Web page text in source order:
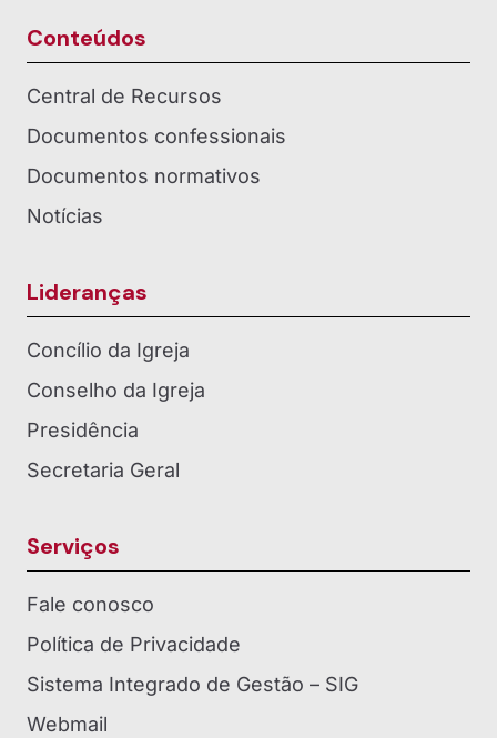
Conteúdos
Central de Recursos
Documentos confessionais
Documentos normativos
Notícias
Lideranças
Concílio da Igreja
Conselho da Igreja
Presidência
Secretaria Geral
Serviços
Fale conosco
Política de Privacidade
Sistema Integrado de Gestão – SIG
Webmail